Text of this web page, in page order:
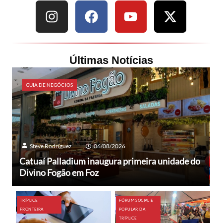
Últimas Notícias
GUIA DE NEGÓCIOS
Steve Rodríguez 06/08/2026
Catuaí Palladium inaugura primeira unidade do
Divino Fogão em Foz
TRÍPLICE
FRONTEIRA
FÓRUM SOCIAL E
POPULAR DA
TRÍPLICE